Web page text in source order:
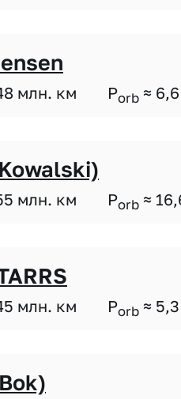
млн. км Porb ≈ 6,6
млн. км Porb ≈
млн. км Porb ≈ 5,3